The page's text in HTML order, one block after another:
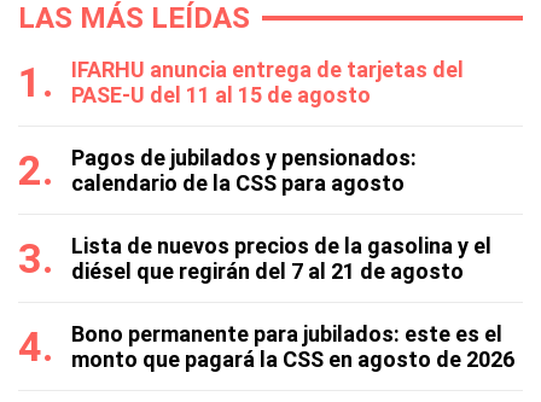
LAS MÁS LEÍDAS
IFARHU anuncia entrega de tarjetas del
PASE-U del 11 al 15 de agosto
Pagos de jubilados y pensionados:
calendario de la CSS para agosto
Lista de nuevos precios de la gasolina y el
diésel que regirán del 7 al 21 de agosto
Bono permanente para jubilados: este es el
monto que pagará la CSS en agosto de 2026